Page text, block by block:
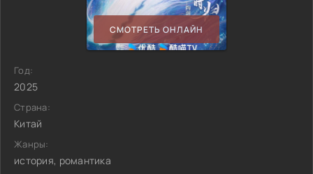
СМОТРЕТЬ ОНЛАЙН
Год:
2025
Страна:
Китай
Жанры:
история, романтика